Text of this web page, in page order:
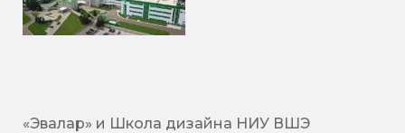
«Эвалар» и Школа дизайна НИУ ВШЭ